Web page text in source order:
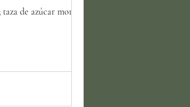
de azúcar morena 1...